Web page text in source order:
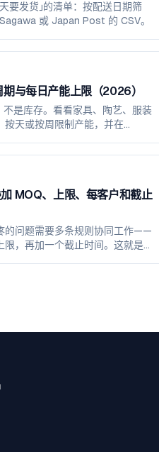
要发货」的清单：按配送日期筛
或 Japan Post 的 CSV。
与每日产能上限（2026）
是库存。看看家具、陶艺、服装
按天或按周限制产能，并在
MOQ、上限、每客户和截止
的问题需要多条规则协同工作——
，再加一个截止时间。这就是这